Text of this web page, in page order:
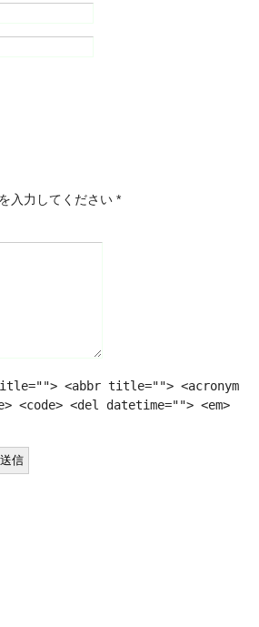
入力してください *
<abbr title=""> <acronym
<del datetime=""> <em>